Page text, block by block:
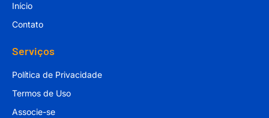
Início
Contato
Serviços
Política de Privacidade
Termos de Uso
Associe-se